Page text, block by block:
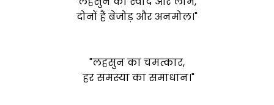
दोनों हैं बेजोड़ और अनमोल।"
"लहसुन का चमत्कार,
हर समस्या का समाधान।"